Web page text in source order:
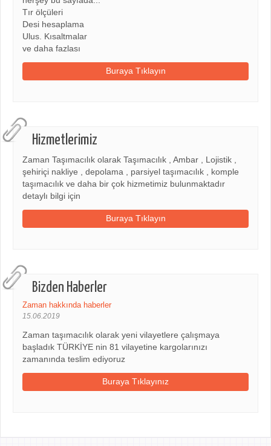
Tır ölçüleri
Desi hesaplama
Ulus. Kısaltmalar
ve daha fazlası
Buraya Tıklayın
Hizmetlerimiz
Zaman Taşımacılık olarak Taşımacılık , Ambar , Lojistik ,
şehiriçi nakliye , depolama , parsiyel taşımacılık , komple
taşımacılık ve daha bir çok hizmetimiz bulunmaktadır
detaylı bilgi için
Buraya Tıklayın
Bizden Haberler
Zaman hakkında haberler
15.06.2019
Zaman taşımacılık olarak yeni vilayetlere çalışmaya
başladık TÜRKİYE nin 81 vilayetine kargolarınızı
zamanında teslim ediyoruz
Buraya Tıklayınız